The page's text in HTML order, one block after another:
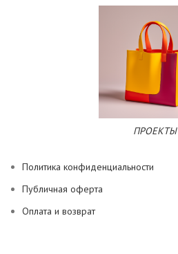
ПРОЕКТЫ
Политика конфиденциальности
Публичная оферта
Оплата и возврат